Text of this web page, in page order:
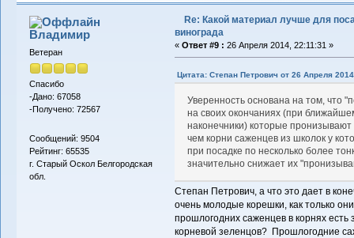
Владимиp
Ветеран
Спасибо
-Дано: 67058
-Получено: 72567
Сообщений: 9504
Рейтинг: 65535
г. Старый Оскол Белгородская
обл.
Re: Какой материал лучше для
винограда
« Ответ #9 : 26 Апреля 2014, 22:11:31 »
Цитата: Степан Петрович от 26 Апреля
Уверенность основана на том, что
на своих окончаниях (при
наконечники) которые
чем корни саженцев из школок у
при посадке по несколько более
значительно снижает их
Степан Петрович, а что это дает в
очень молодые корешки, как только
прошлогодних саженцев в корнях есть
корневой зеленцов? Прошлогодние